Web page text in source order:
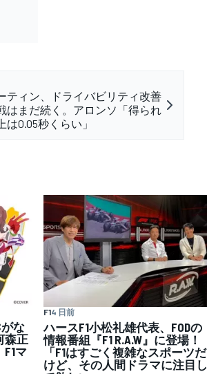
ティン、ドライバビリティ改善
はまだ続く。アロンソ「得られ
は0.05秒くらい」
な
森正
マ
F14 日前
ハースF1小松礼雄代表、FODの
情報番組『F1 R.A.W』に登場！
「F1はすごく複雑なスポーツだ
けど、その人間ドラマに注目し